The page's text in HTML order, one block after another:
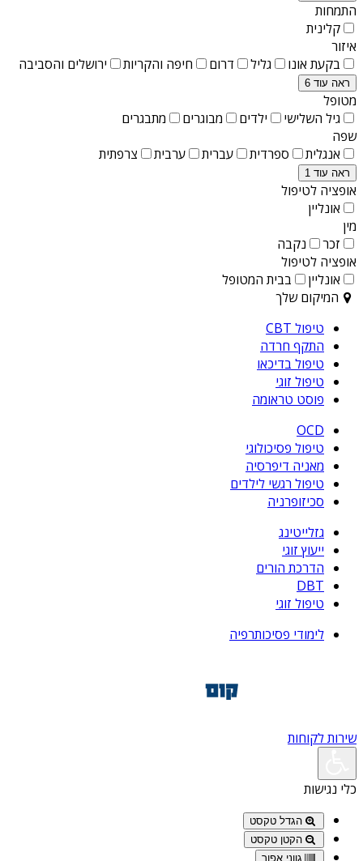
התמחות
קלינית
איזור
בקעת אונו
גליל דרום חיפה והקריות ירושלים והסביבה
ראה עוד 6
מטופל
גיל השלישי
ילדים מבוגרים
מתבגרים
שפה
אנגלית
ספרדית עברית ערבית צרפתית
ראה עוד 1
אופציה לטיפול
אונליין
מין
זכר
נקבה
אופציה לטיפול
אונליין
בבית המטופל
המיקום שלך
טיפול CBT
התקף חרדה
טיפול בדיכאו
טיפול זוגי
פוסט טראומה
OCD
טיפול פסיכולוגי
מאניה דיפרסיה
טיפול רגשי לילדים
סכיזופרניה
גזלייטינג
ייעוץ זוגי
הדרכת הורים
DBT
טיפול זוגי
לימודי פסיכותרפיה
שירות לקוחות
כלי נגישות
הגדל טקסט
הקטן טקסט
גווני אפור